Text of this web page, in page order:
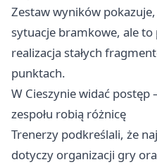
Zestaw wyników
sytuacje bramkowe, ale to
realizacja stałych
punktach.
W Cieszynie widać
zespołu robią różnicę
Trenerzy podkreślali, że
dotyczy organizacji gry